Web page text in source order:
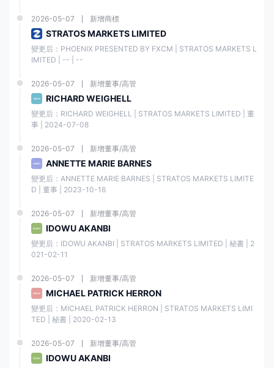
福匯 是否提供行業標準的 MT4 和 MT5?
是的。不僅提供 MT4，還有 Trading Station、
TradingView Pro 和 Capitalise AI。
福匯 的最低存款金額是多少?
開立帳戶的最低初始存款金額為 $50。
福匯 是否適合初學者?
是的。對於初學者來說是一個不錯的選擇，因為它受到良
爭力的交易條件。此外，它還提供模擬帳戶，讓交易者可
以練習交易而不用冒任何真金。
風險警告
在線交易存在固有風險，包括可能損失整個投資。重要認識到在線交易並
非適合所有人，個人在參與之前應仔細考慮其風險承受能力。
2026-05-07 新增商標
STRATOS MARKETS LIMITED
變更后：PHOENIX PRESENTED BY FXCM | STRATOS MARKETS L
IMITED | -- | --
2026-05-07 新增董事/高管
RICHARD WEIGHELL
變更后：RICHARD WEIGHELL | STRATOS MARKETS LIMITED | 董
事 | 2024-07-08
2026-05-07 新增董事/高管
ANNETTE MARIE BARNES
變更后：ANNETTE MARIE BARNES | STRATOS MARKETS LIMITE
D | 董事 | 2023-10-16
2026-05-07 新增董事/高管
IDOWU AKANBI
變更后：IDOWU AKANBI | STRATOS MARKETS LIMITED | 秘書 | 2
021-02-11
2026-05-07 新增董事/高管
MICHAEL PATRICK HERRON
變更后：MICHAEL PATRICK HERRON | STRATOS MARKETS LIMI
TED | 秘書 | 2020-02-13
2026-05-07 新增董事/高管
IDOWU AKANBI